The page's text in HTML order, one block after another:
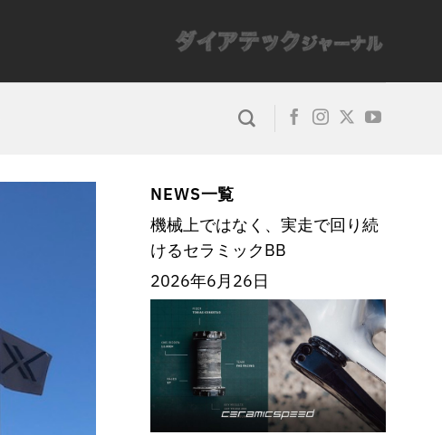
NEWS一覧
機械上ではなく、実走で回り続
けるセラミックBB
2026年6月26日